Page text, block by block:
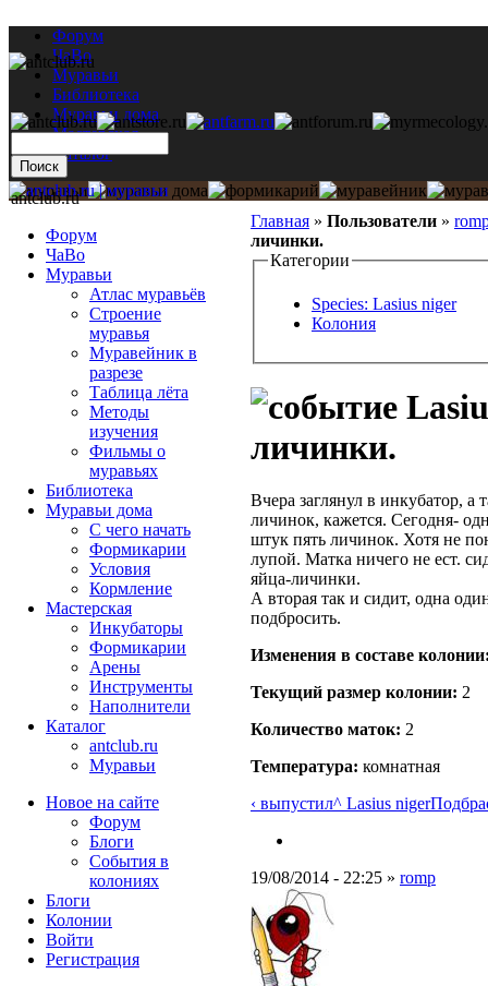
Форум
ЧаВо
Муравьи
Библиотека
Муравьи дома
Мастерская
Каталог
Главная » Пользователи »
личинки.
Категории
Species: Lasius niger
Колония
личинки.
Вчера заглянул в инкубатор, а
личинок, кажется. Сегодня-
штук пять личинок. Хотя не
лупой. Матка ничего не ест.
яйца-личинки.
А вторая так и сидит, одна
подбросить.
Изменения в составе
Текущий размер кoлонии: 2
Количество маток: 2
Температура: комнатная
‹ выпустил^ Lasius niger
19/08/2014 - 22:25 » romp
antclub.ru
Форум
ЧаВо
Муравьи
Атлас муравьёв
Строение
муравья
Муравейник в
разрезе
Таблица лёта
Методы
изучения
Фильмы о
муравьях
Библиотека
Муравьи дома
С чего начать
Формикарии
Условия
Кормление
Мастерская
Инкубаторы
Формикарии
Арены
Инструменты
Наполнители
Каталог
antclub.ru
Муравьи
Новое на сайте
Форум
Блоги
События в
колониях
Блоги
Колонии
Войти
Peгиcтpaция